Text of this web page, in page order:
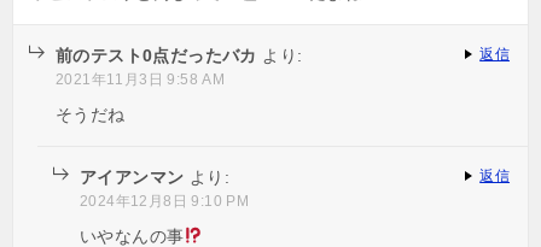
前のテスト0点だったバカ より:
2021年11月3日 9:58 AM
そうだね
返信
アイアンマン より:
2024年12月8日 9:10 PM
いやなんの事
返信